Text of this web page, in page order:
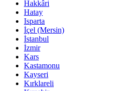
Hakkâri
Hatay
Isparta
İçel (Mersin)
İstanbul
İzmir
Kars
Kastamonu
Kayseri
Kırklareli